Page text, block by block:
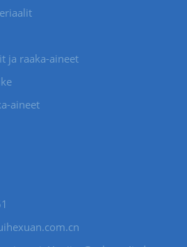
ja raaka-aineet
aineet